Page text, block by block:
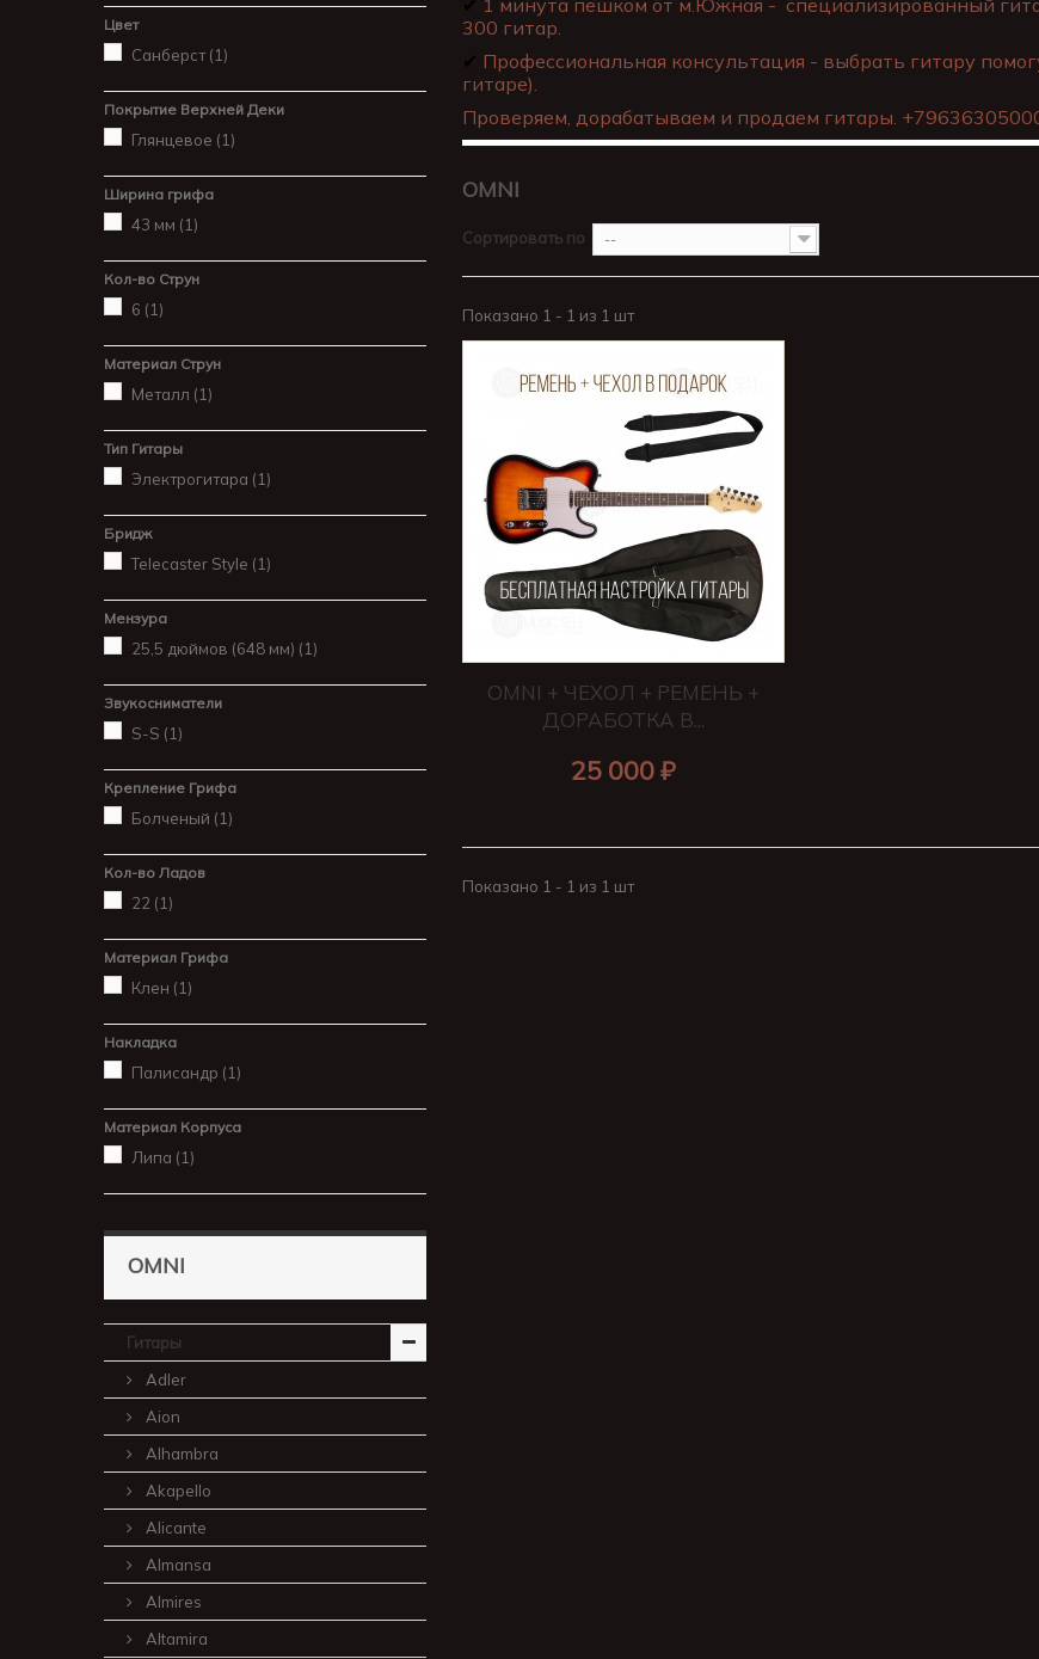
Цвет
Санберст(1)
Покрытие Верхней Деки
Глянцевое (1)
Ширина грифа
43 мм (1)
Кол-во Струн
6 (1)
Материал Струн
Металл (1)
Тип Гитары
Электрогитара (1)
Бридж
Telecaster Style (1)
Мензура
25,5 дюймов (648 мм) (1)
Звукосниматели
S-S (1)
Крепление Грифа
Болченый (1)
Кол-во Ладов
22 (1)
Материал Грифа
Клен (1)
Накладка
Палисандр (1)
Материал Корпуса
Липа (1)
OMNI
Гитары
Adler
Aion
Alhambra
Akapello
Alicante
Almansa
Almires
Altamira
300 гитар.
✔ Профессиональная консультация - выбрать гитару
гитаре).
Проверяем, дорабатываем и продаем гитары.
OMNI
Сортировать по --
Показано 1 - 1 из 1 шт
OMNI + ЧЕХОЛ + РЕМЕНЬ +
ДОРАБОТКА В...
25 000 ₽
Показано 1 - 1 из 1 шт